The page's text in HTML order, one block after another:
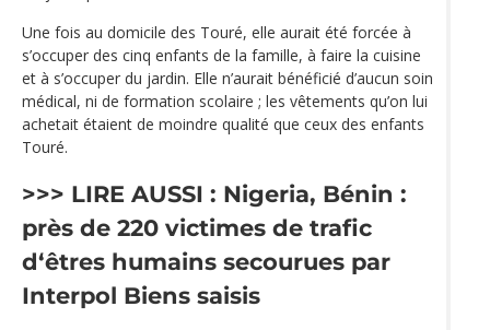
Une fois au domicile des Touré, elle aurait été forcée à
s’occuper des cinq enfants de la famille, à faire la cuisine
et à s’occuper du jardin. Elle n’aurait bénéficié d’aucun soin
médical, ni de formation scolaire ; les vêtements qu’on lui
achetait étaient de moindre qualité que ceux des enfants
Touré.
>>> LIRE AUSSI : Nigeria, Bénin :
près de 220 victimes de trafic
d‘êtres humains secourues par
Interpol Biens saisis